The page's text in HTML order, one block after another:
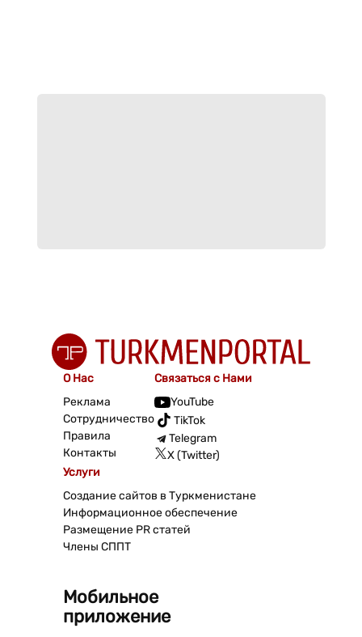
О Нас
Реклама
Сотрудничество
Правила
Контакты
Связаться с Нами
YouTube
TikTok
Telegram
X (Twitter)
Услуги
Создание сайтов в Туркменистане
Информационное обеспечение
Размещение PR статей
Члены СППТ
Мобильное
приложение